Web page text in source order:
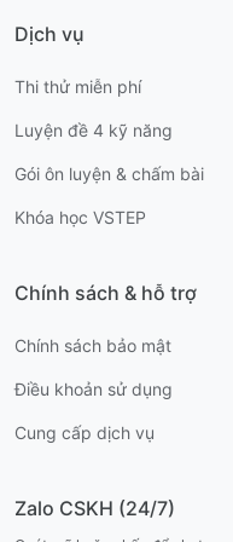
Dịch vụ
Thi thử miễn phí
Luyện đề 4 kỹ năng
Gói ôn luyện & chấm bài
Khóa học VSTEP
Chính sách & hỗ trợ
Chính sách bảo mật
Điều khoản sử dụng
Cung cấp dịch vụ
Zalo CSKH (24/7)